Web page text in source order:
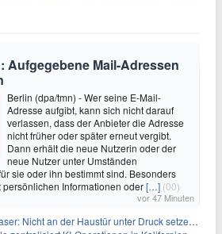
Aufgegebene Mail-Adressen
Berlin (dpa/tmn) - Wer seine E-Mail-
Adresse aufgibt, kann sich nicht darauf
verlassen, dass der Anbieter die Adresse
nicht früher oder später erneut vergibt.
Dann erhält die neue Nutzerin oder der
neue Nutzer unter Umständen
sie oder ihn bestimmt sind. Besonders
Informationen oder[…] (00)
vor 47 Minuten
Nicht an der Haustür unter Druck setzen lassen